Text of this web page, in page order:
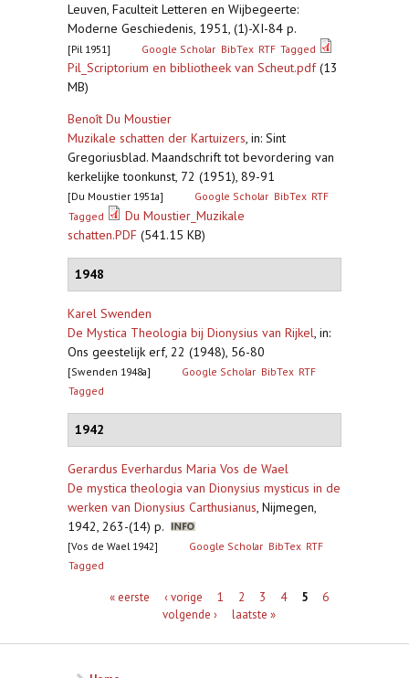
Leuven, Faculteit Letteren en Wijbegeerte:
Moderne Geschiedenis, 1951, (1)-XI-84 p.
[Pil 1951] Google Scholar BibTex RTF Tagged
Pil_Scriptorium en bibliotheek van Scheut.pdf(13
MB)
Benoît Du Moustier
Muzikale schatten der Kartuizers, in: Sint
Gregoriusblad. Maandschrift tot bevordering van
kerkelijke toonkunst, 72 (1951), 89-91
[Du Moustier 1951a] Google Scholar BibTex RTF
Tagged
Du Moustier_Muzikale
schatten.PDF (541.15 KB)
1948
Karel Swenden
De Mystica Theologia bij Dionysius van Rijkel, in:
Ons geestelijk erf, 22 (1948), 56-80
[Swenden 1948a] Google Scholar BibTex RTF
Tagged
1942
Gerardus Everhardus Maria Vos de Wael
De mystica theologia van Dionysius mysticus in de
werken van Dionysius Carthusianus, Nijmegen,
1942, 263-(14) p.
[Vos de Wael 1942] Google Scholar BibTex RTF
Tagged
Pagina's« eerste ‹ vorige 1 2 3 4 5
6
volgende ›
laatste »